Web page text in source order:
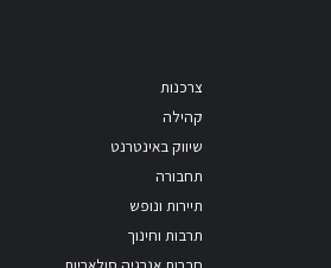
צרכנות
קהילה
שיווק באינטרנט
תחבורה
תיירות ונופש
תרבות וחינוך